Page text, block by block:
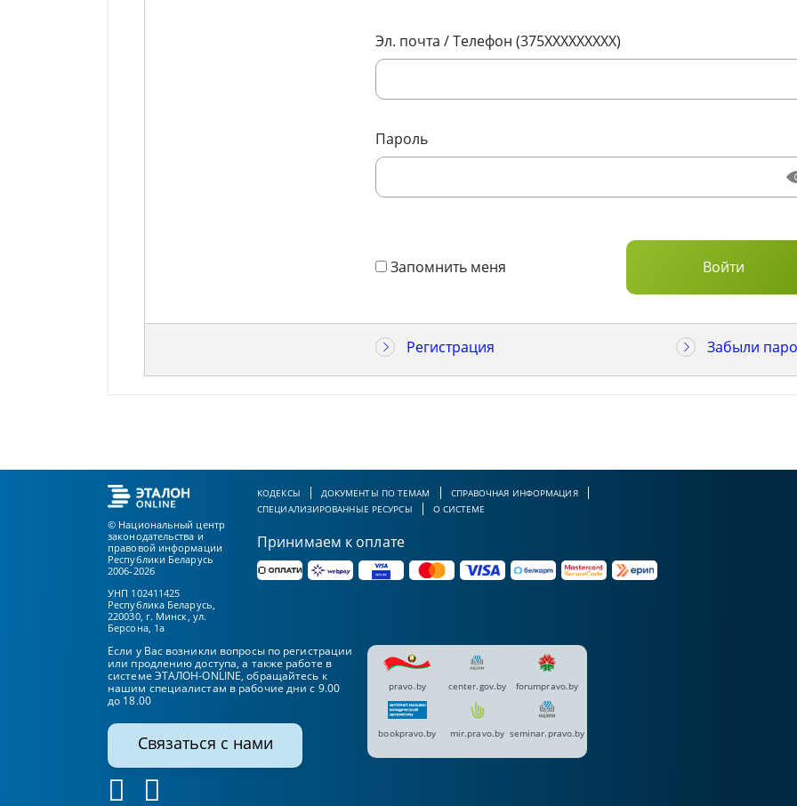
Эл. почта / Телефон (375XXXXXXXXX)
Пароль
Запомнить меня
Регистрация Забыли
© Национальный центр
законодательства и
правовой информации
Республики Беларусь
2006-2026
УНП 102411425
Республика Беларусь,
220030, г. Минск, ул.
Берсона, 1а
КОДЕКСЫ ДОКУМЕНТЫ ПО ТЕМАМ
СПРАВОЧНАЯ ИНФОРМАЦИЯ
СПЕЦИАЛИЗИРОВАННЫЕ РЕСУРСЫ
О СИСТЕМЕ
Принимаем к оплате
Если у Вас возникли вопросы по регистрации
или продлению доступа, а также работе в
системе ЭТАЛОН-ONLINE, обращайтесь к
нашим специалистам в рабочие дни с 9.00
до 18.00
Связаться с нами
pravo.by center.gov.by forumpravo.by
bookpravo.by mir.pravo.by seminar.pravo.by